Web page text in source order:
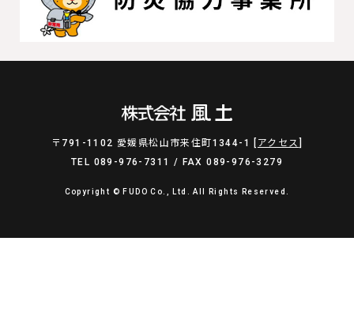
〒791-1102 愛媛県松山市来住町1344-1 [ アクセス
TEL 089-976-7311 / FAX 089-976-3279
Copyright © FUDO Co., Ltd. All Rights Reserved.